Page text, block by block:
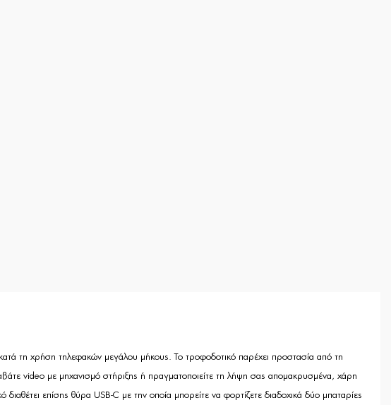
τη χρήση τηλεφακών μεγάλου μήκους. Το τροφοδοτικό παρέχει προστασία από τη
video με μηχανισμό στήριξης ή πραγματοποιείτε τη λήψη σας απομακρυσμένα, χάρη
επίσης θύρα USB-C με την οποία μπορείτε να φορτίζετε διαδοχικά δύο μπαταρίες